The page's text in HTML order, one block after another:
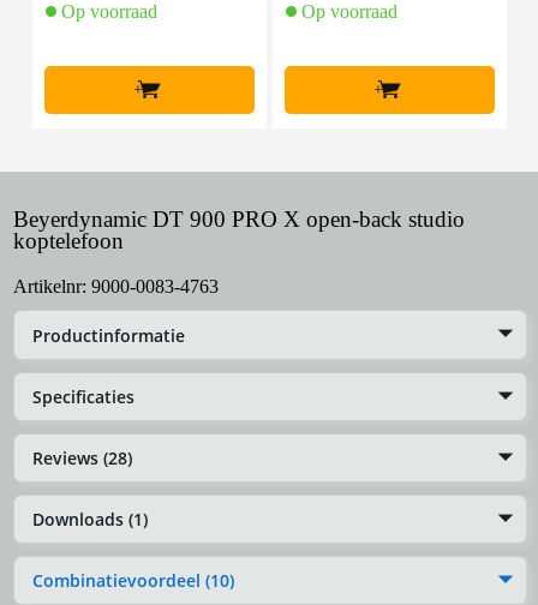
Op voorraad
+
Op voorraad
+
Beyerdynamic DT 900 PRO X open-back studio
koptelefoon
Artikelnr: 9000-0083-4763
Productinformatie
Specificaties
Reviews (28)
Downloads (1)
Combinatievoordeel (10)